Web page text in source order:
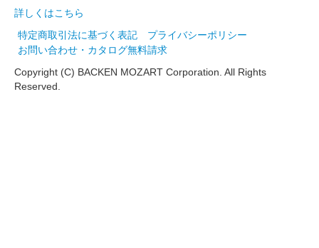
詳しくはこちら
特定商取引法に基づく表記
プライバシーポリシー
お問い合わせ・カタログ無料請求
Copyright (C) BACKEN MOZART Corporation. All Rights
Reserved.